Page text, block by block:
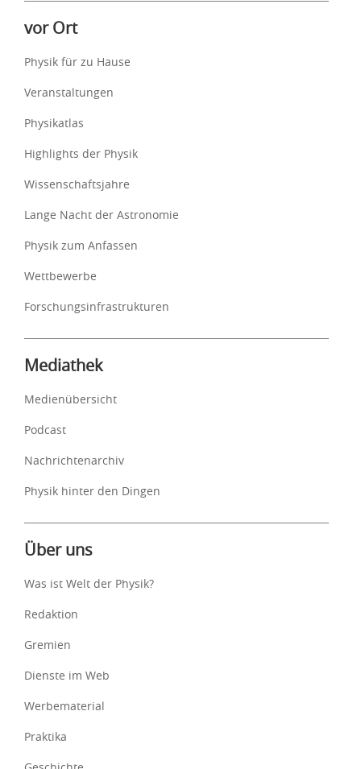
vor Ort
Physik für zu Hause
Veranstaltungen
Physikatlas
Highlights der Physik
Wissenschaftsjahre
Lange Nacht der Astronomie
Physik zum Anfassen
Wettbewerbe
Forschungsinfrastrukturen
Mediathek
Medienübersicht
Podcast
Nachrichtenarchiv
Physik hinter den Dingen
Über uns
Was ist Welt der Physik?
Redaktion
Gremien
Dienste im Web
Werbematerial
Praktika